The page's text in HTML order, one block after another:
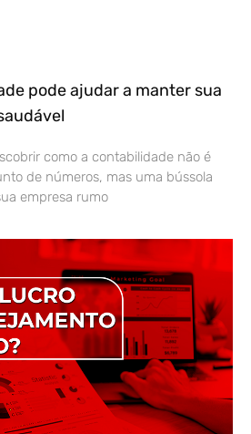
pode ajudar a manter sua
como a contabilidade não é
de números, mas uma bússola
empresa rumo